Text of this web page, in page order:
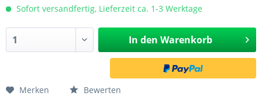
Sofort versandfertig, Lieferzeit ca. 1-3 Werktage
In den Warenkorb
Merken Bewerten